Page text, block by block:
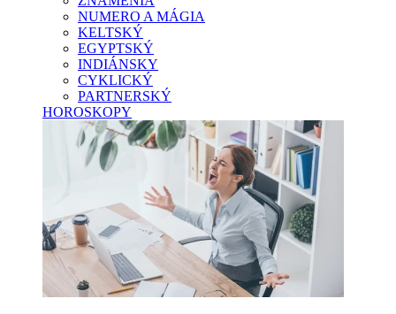
NUMERO A MÁGIA
KELTSKÝ
EGYPTSKÝ
INDIÁNSKY
CYKLICKÝ
PARTNERSKÝ
HOROSKOPY